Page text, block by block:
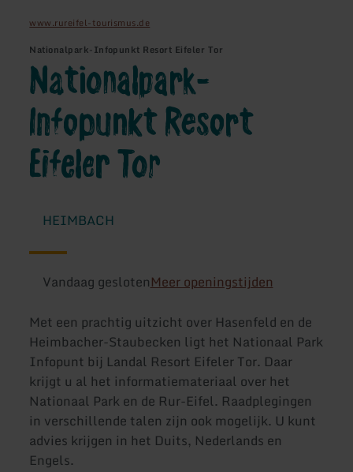
www.rureifel-tourismus.de
Nationalpark-Infopunkt Resort Eifeler Tor
Nationalpark-
Infopunkt Resort
Eifeler Tor
HEIMBACH
Vandaag geslotenMeer openingstijden
Met een prachtig uitzicht over Hasenfeld en de
Heimbacher-Staubecken ligt het Nationaal Park
Infopunt bij Landal Resort Eifeler Tor. Daar
krijgt u al het informatiemateriaal over het
Nationaal Park en de Rur-Eifel. Raadplegingen
in verschillende talen zijn ook mogelijk. U kunt
advies krijgen in het Duits, Nederlands en
Engels.